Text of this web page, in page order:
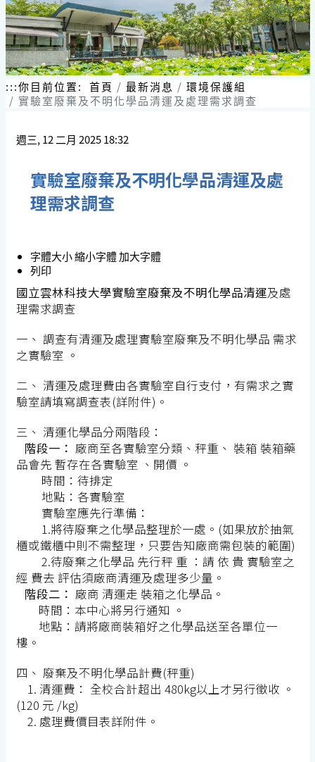
:::你目前位置: 首頁 最新消息
環境保護組
實驗室廢棄及不明化學品清運及處理需求調查
週三, 12 二月 2025 18:32
實驗室廢棄及不明化學品清運及處
理需求調查
字體大小縮小字體加大字體
列印
國立雲林科技大學實驗室廢棄及不明化學品清運及處
理需求調查
一、 調查有清運及處理實驗室廢棄及不明化學品 需求
之實驗室 。
二、 清運及處理費由各實驗室自行支付，有需求之實
驗室請填寫調查表(詳附件)。
三、 清運化學品分兩階段：
階段一： 廠商至各實驗室分類、秤重、 裝箱 裝箱藥
品會先 暫存在各實驗室 、開價 。
時間：待排定
地點：各實驗室
實驗室應先行準備：
1.將待廢棄之化學品整理於一處。(如果放於抽氣
櫃或鐵櫃中則不需整理，只要告知廠商需包裝的範圍)
2.待廢棄之化學品 先行秤 重 ：請 依 貴 實驗室之
經 費去 評估須廠商清運及處理多少量。
階段二： 廠商 清運走 裝箱之化學品。
時間：本中心將另行通知 。
地點：請將廠商裝箱好之化學品送至各單位一
樓。
四、 廢棄及不明化學品計費(秤重)
1. 清運費： 全校合計超出 480kg以上才另行徵收 。
(120 元 /kg)
2. 處理費價目表詳附件。